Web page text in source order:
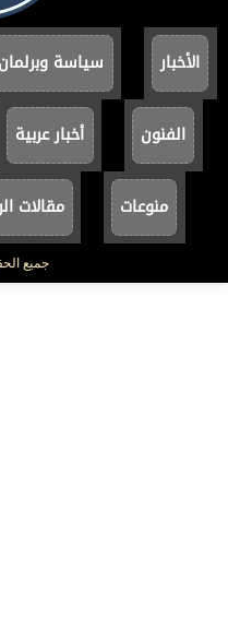
الأخبار سياسة وبرلمان
الفنون أخبار عربية
منوعات مقالات
جميع